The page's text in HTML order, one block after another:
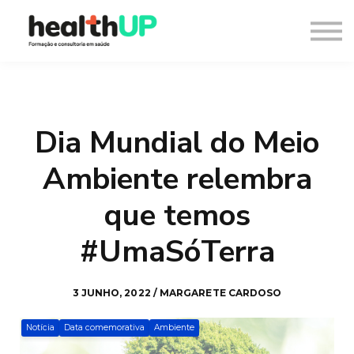
Blog
Registar
Dia Mundial do Meio
Ambiente relembra
que temos
#UmaSóTerra
3 JUNHO, 2022 / MARGARETE CARDOSO
Notícia Data comemorativa Ambiente